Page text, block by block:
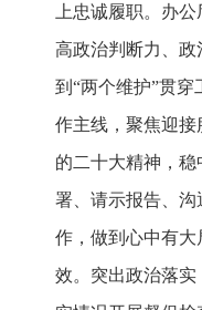
上忠诚履职。办
高政治判断力、
到“两个维护”贯
作主线，聚焦迎
的二十大精神，
署、请示报告、沟
作，做到心中有
效。突出政治落